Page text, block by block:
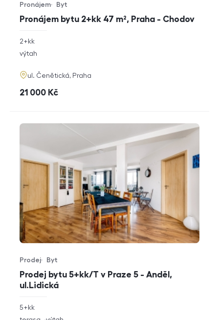
Pronájem bytu 2+kk 47 m², Praha - Chodov
Typ nabídky
Pronájem
Typ nemovitosti
Byt
rozměry
dispozice
2+kk
funkce
výtah
adresa
ul. Čenětická, Praha
cena
21 000 Kč
Prodej bytu 5+kk/T v Praze 5 - Anděl,
ul.Lidická
Typ nabídky
Prodej
Typ nemovitosti
Byt
rozměry
5+kk